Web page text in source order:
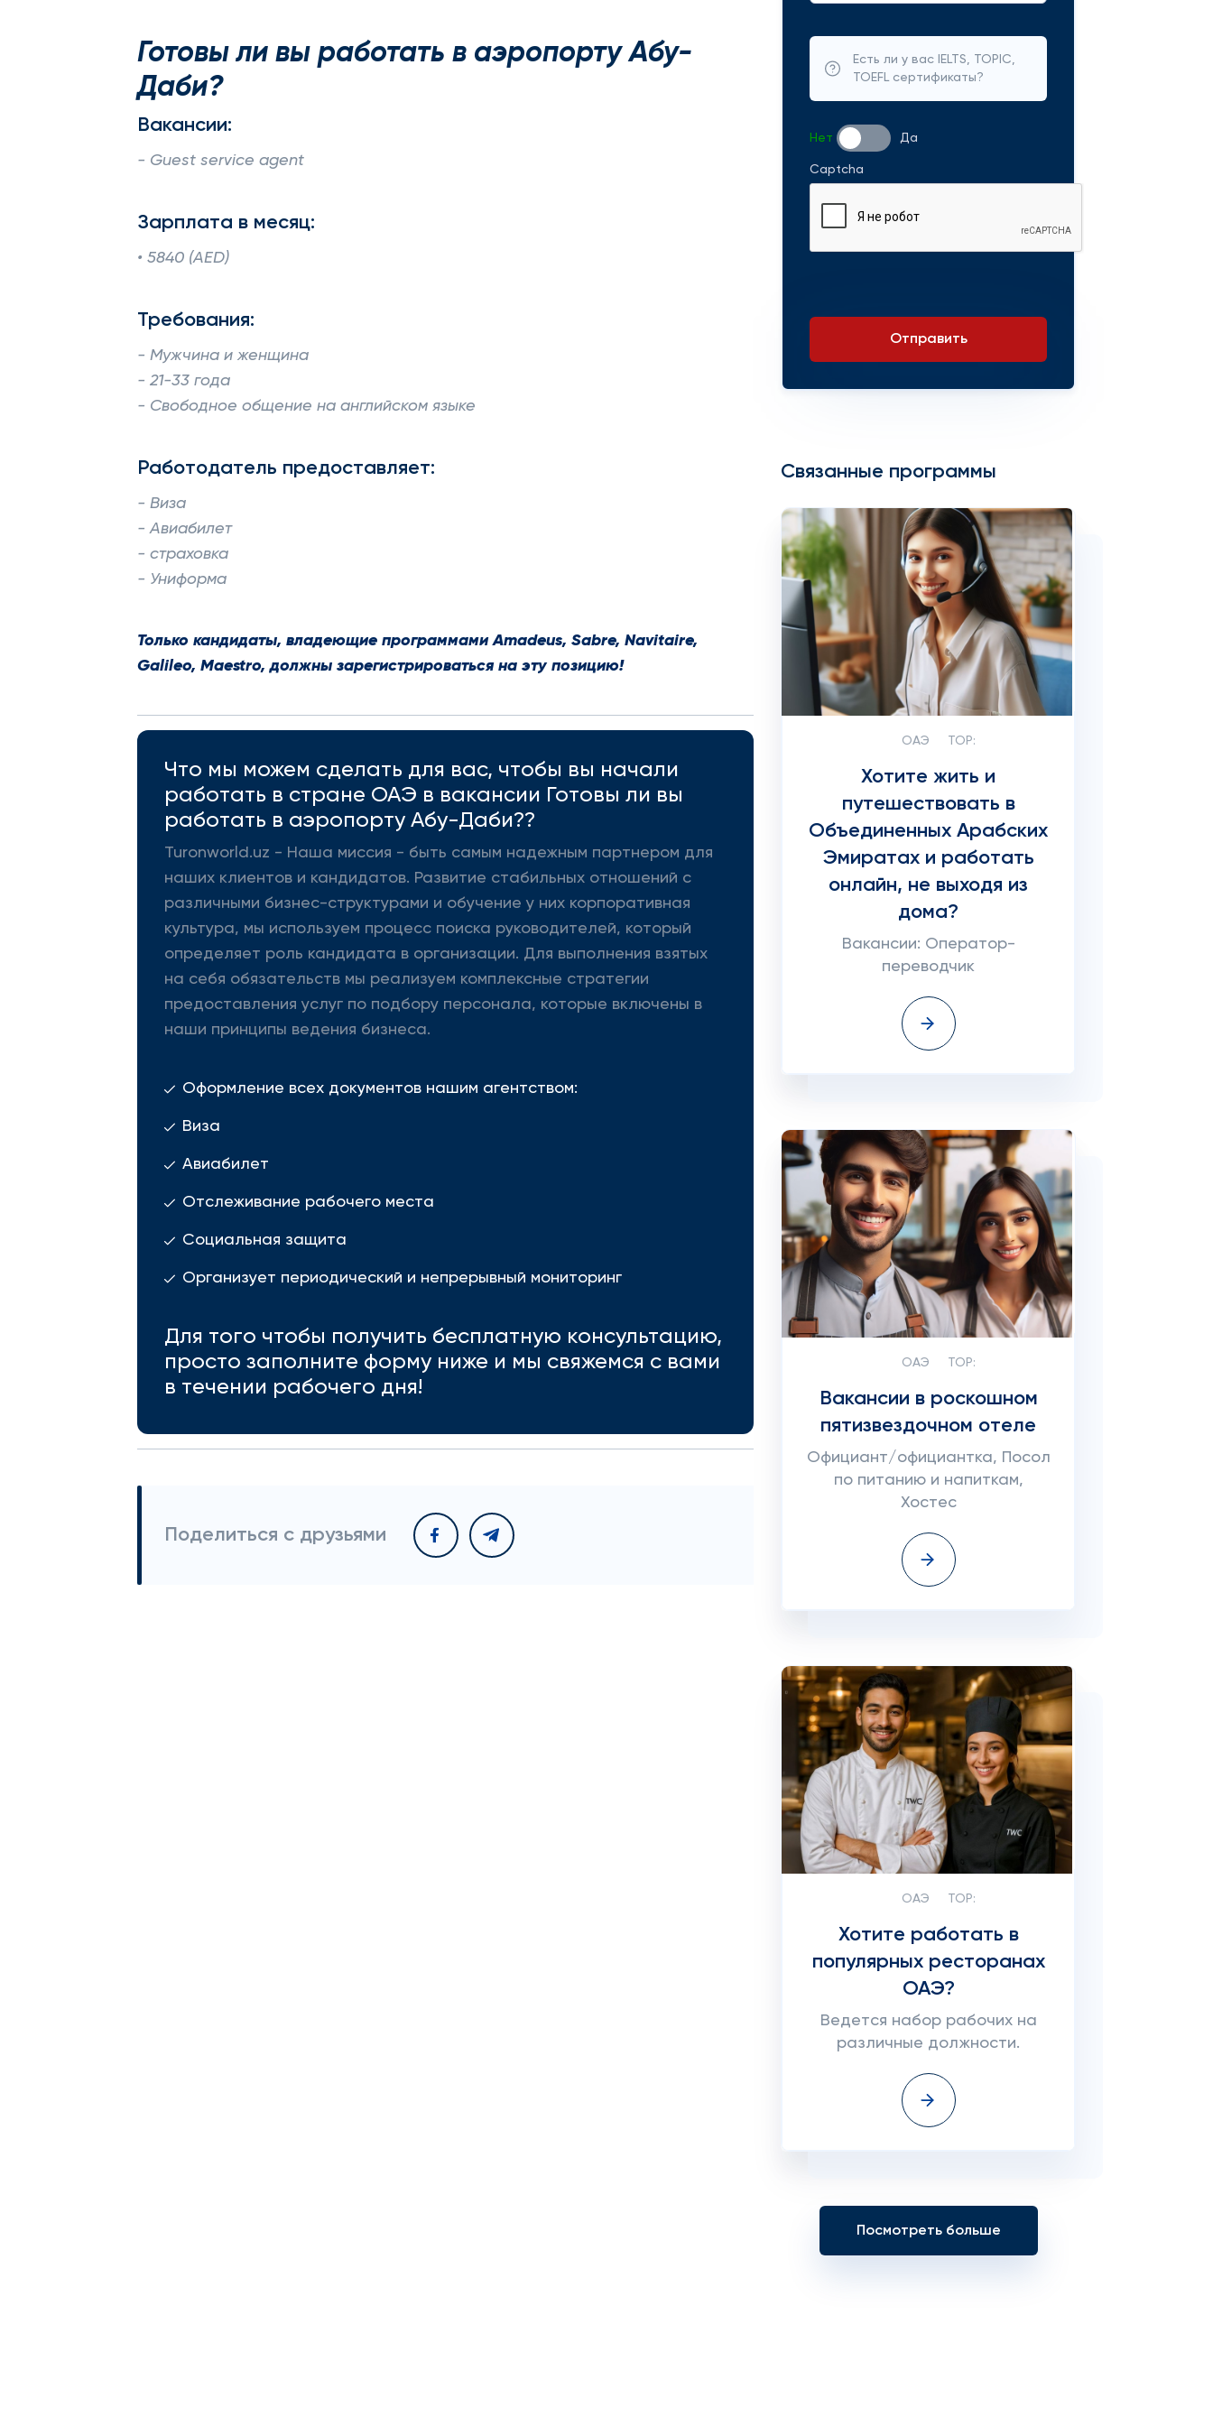
Готовы ли вы работать в аэропорту Абу-
Даби?
Вакансии:
- Guest service agent
Зарплата в месяц:
• 5840 (AED)
Требования:
- Мужчина и женщина
- 21-33 года
- Свободное общение на английском языке
Работодатель предоставляет:
- Виза
- Авиабилет
- страховка
- Униформа
Только кандидаты, владеющие программами Amadeus, Sabre, Navitaire,
Galileo, Maestro, должны зарегистрироваться на эту позицию!
Что мы можем сделать для вас, чтобы вы начали
работать в стране ОАЭ в вакансии Готовы ли вы
работать в аэропорту Абу-Даби??
Turonworld.uz - Наша миссия - быть самым надежным партнером для
наших клиентов и кандидатов. Развитие стабильных отношений с
различными бизнес-структурами и обучение у них корпоративная
культура, мы используем процесс поиска руководителей, который
определяет роль кандидата в организации. Для выполнения взятых
на себя обязательств мы реализуем комплексные стратегии
предоставления услуг по подбору персонала, которые включены в
наши принципы ведения бизнеса.
Оформление всех документов нашим агентством:
Виза
Авиабилет
Отслеживание рабочего места
Социальная защита
Организует периодический и непрерывный мониторинг
Для того чтобы получить бесплатную консультацию,
просто заполните форму ниже и мы свяжемся с вами
в течении рабочего дня!
Поделиться с друзьями
Есть ли у вас IELTS, TOPIC,
TOEFL сертификаты?
Нет Да
Captcha
Отправить
Связанные программы
ОАЭ TOP:
Хотите жить и
путешествовать в
Объединенных Арабских
Эмиратах и работать
онлайн, не выходя из
дома?
Вакансии: Оператор-
переводчик
ОАЭ TOP:
Вакансии в роскошном
пятизвездочном отеле
Официант/официантка, Посол
по питанию и напиткам,
Хостес
ОАЭ TOP:
Хотите работать в
популярных ресторанах
ОАЭ?
Ведется набор рабочих на
различные должности.
Посмотреть больше